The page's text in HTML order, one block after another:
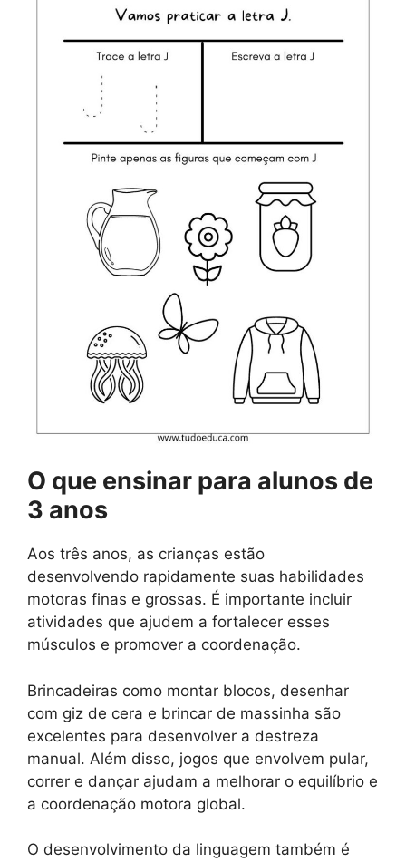
O que ensinar para alunos de
3 anos
Aos três anos, as crianças estão
desenvolvendo rapidamente suas habilidades
motoras finas e grossas. É importante incluir
atividades que ajudem a fortalecer esses
músculos e promover a coordenação.
Brincadeiras como montar blocos, desenhar
com giz de cera e brincar de massinha são
excelentes para desenvolver a destreza
manual. Além disso, jogos que envolvem pular,
correr e dançar ajudam a melhorar o equilíbrio e
a coordenação motora global.
O desenvolvimento da linguagem também é